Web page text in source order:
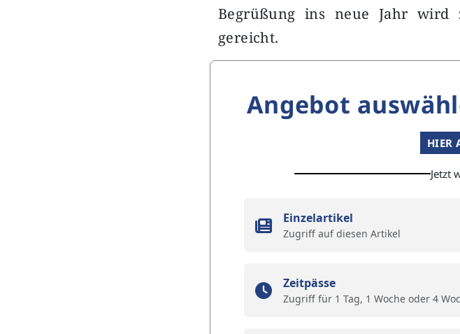
Begrüßung ins neue Jahr wird
gereicht.
Angebot
HIER
Jetzt
Einzelartikel
Zugriff auf diesen Artikel
Zeitpässe
Zugriff für 1 Tag, 1 Woche oder 4